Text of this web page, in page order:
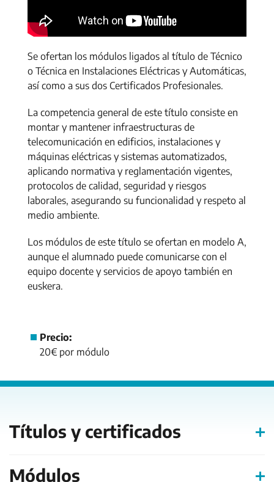
Se ofertan los módulos ligados al título de Técnico
o Técnica en Instalaciones Eléctricas y Automáticas,
así como a sus dos Certificados Profesionales.
La competencia general de este título consiste en
montar y mantener infraestructuras de
telecomunicación en edificios, instalaciones y
máquinas eléctricas y sistemas automatizados,
aplicando normativa y reglamentación vigentes,
protocolos de calidad, seguridad y riesgos
laborales, asegurando su funcionalidad y respeto al
medio ambiente.
Los módulos de este título se ofertan en modelo A,
aunque el alumnado puede comunicarse con el
equipo docente y servicios de apoyo también en
euskera.
Precio:
20€ por módulo
Títulos y certificados
Módulos